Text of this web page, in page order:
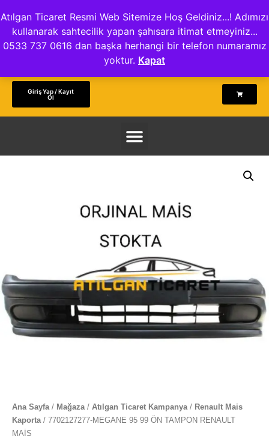
Atılgan Ticaret Resmi Web Sitemize Hoş Geldiniz...! Adımızı
kullanarak sahtecilik yapan şahısara itimat etmeyiniz...
0533 737 0616 dan başka herhangi bir telefon numaramız
yoktur. Kapat
Giriş Yap / Kayıt
Ol
Ana Sayfa/ Mağaza/ Atılgan Ticaret Kampanya/ Renault Mais
Kaporta/ 7702127277-MEGANE 95 99 ÖN TAMPON RENAULT
MAİS